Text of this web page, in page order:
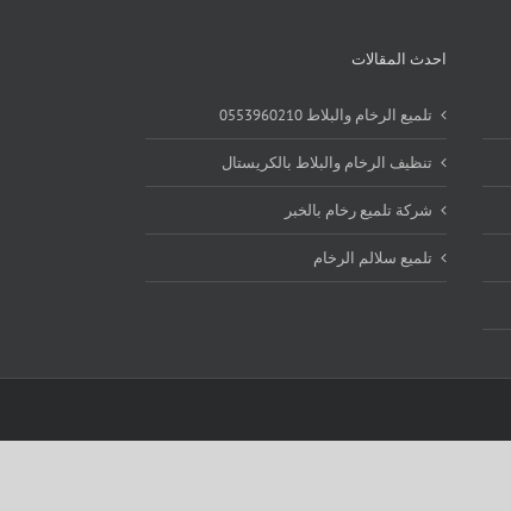
احدث المقالات
تلميع الرخام والبلاط 0553960210
تنظيف الرخام والبلاط بالكريستال
شركة تلميع رخام بالخبر
تلميع سلالم الرخام